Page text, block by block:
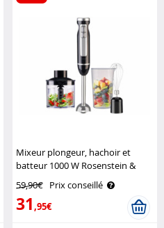
Mixeur plongeur, hachoir et
batteur 1000 W Rosenstein &
59,90€ Prix conseillé
31,95€